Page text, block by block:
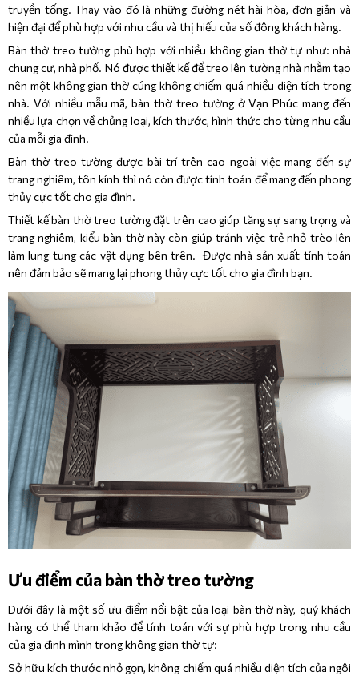
truyền tống. Thay vào đó là những đường nét hài hòa, đơn giản và
hiện đại để phù hợp với nhu cầu và thị hiếu của số đông khách hàng.
Bàn thờ treo tường phù hợp với nhiều không gian thờ tự như: nhà
chung cư, nhà phố. Nó được thiết kế để treo lên tường nhà nhằm tạo
nên một không gian thờ cúng không chiếm quá nhiều diện tích trong
nhà. Với nhiều mẫu mã, bàn thờ treo tường ở Vạn Phúc mang đến
nhiều lựa chọn về chủng loại, kích thước, hình thức cho từng nhu cầu
của mỗi gia đình.
Bàn thờ treo tường được bài trí trên cao ngoài việc mang đến sự
trang nghiêm, tôn kính thì nó còn được tính toán để mang đến phong
thủy cực tốt cho gia đình.
Thiết kế bàn thờ treo tường đặt trên cao giúp tăng sự sang trọng và
trang nghiêm, kiểu bàn thờ này còn giúp tránh việc trẻ nhỏ trèo lên
làm lung tung các vật dụng bên trên. Được nhà sản xuất tính toán
nên đảm bảo sẽ mang lại phong thủy cực tốt cho gia đình bạn.
Ưu điểm của bàn thờ treo tường
Dưới đây là một số ưu điểm nổi bật của loại bàn thờ này, quý khách
hàng có thể tham khảo để tính toán với sự phù hợp trong nhu cầu
của gia đình mình trong không gian thờ tự:
Sở hữu kích thước nhỏ gọn, không chiếm quá nhiều diện tích của ngôi